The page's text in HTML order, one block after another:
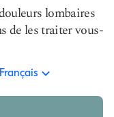
lombaires
de les traiter vous-
Français